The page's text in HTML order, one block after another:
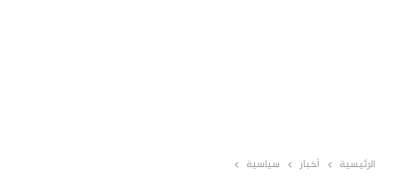
الرئيسية أخبار سياسية